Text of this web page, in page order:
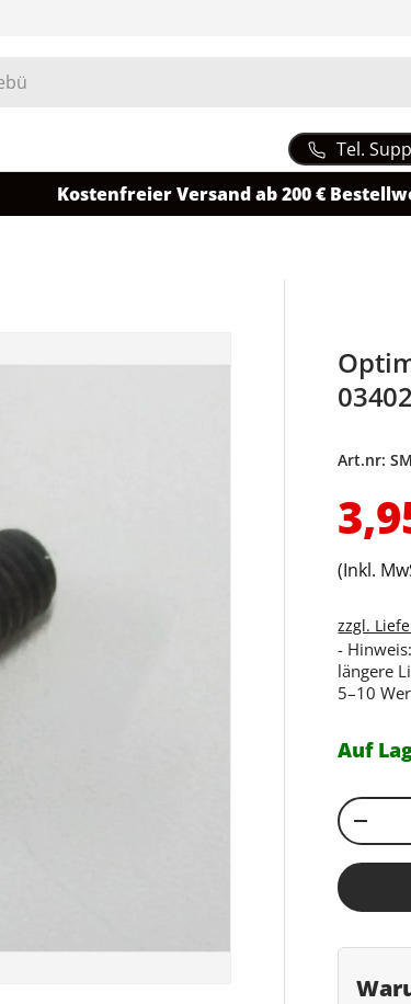
Tel.
Kostenfreier Versand ab 200 €
Art.nr:
(Inkl.
zzgl.
-
längere
5–10
Auf
Anzahl